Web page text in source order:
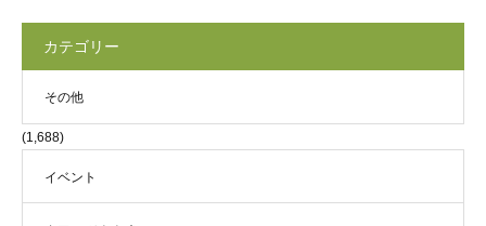
カテゴリー
その他
(1,688)
イベント